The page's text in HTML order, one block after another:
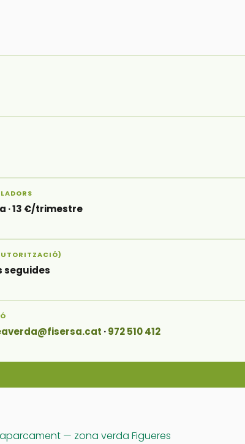
· 13 €/trimestre
seguides
·972 510 412
— zona verda Figueres